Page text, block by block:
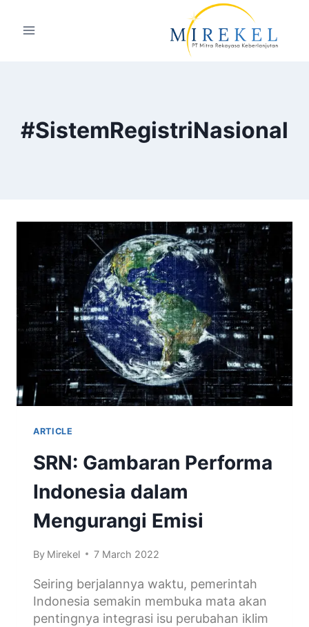
#SistemRegistriNasional
ARTICLE
SRN: Gambaran Performa
Indonesia dalam
Mengurangi Emisi
By Mirekel 7 March 2022
Seiring berjalannya waktu, pemerintah
Indonesia semakin membuka mata akan
pentingnya integrasi isu perubahan iklim